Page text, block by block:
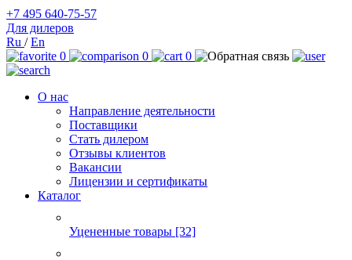
+7 495 640-75-57
Для дилеров
Ru /En
0
0 0
О нас
Направление деятельности
Поставщики
Стать дилером
Отзывы клиентов
Вакансии
Лицензии и сертификаты
Каталог
Уцененные товары [32]